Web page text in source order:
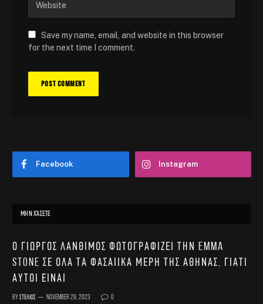
Save my name, email, and website in this browser
for the next time I comment.
Facebook Instagram
ΜΗΝ ΧΆΣΕΤΕ
Ο Γιώργος Λάνθιμος φωτογραφίζει την Emma
Stone σε όλα τα φασαίικα μέρη της Αθήνας, γιατί
αυτοί είναι
ByΣτέλιος November 29, 2023 0